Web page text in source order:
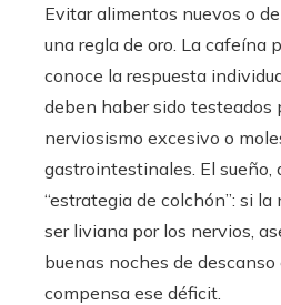
Evitar alimentos nuevos o
una regla de oro. La cafeína
conoce la respuesta
deben haber sido testeados
nerviosismo excesivo o
gastrointestinales. El sueño,
“estrategia de colchón”: si
ser liviana por los nervios,
buenas noches de
compensa ese déficit.